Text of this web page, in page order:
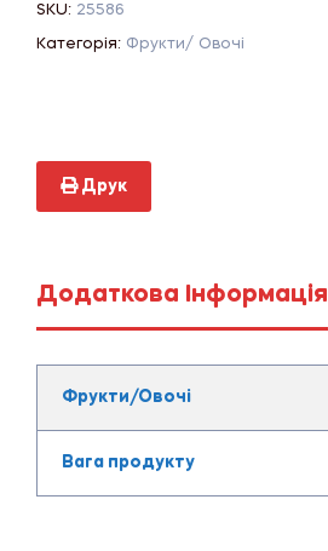
SKU: 25586
Категорія: Фрукти/ Овочі
Друк
Додаткова Інформація
Фрукти/Овочі
Вага продукту